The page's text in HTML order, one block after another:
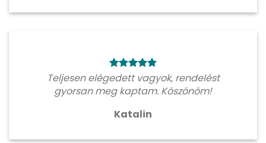
Teljesen elégedett vagyok, rendelést
gyorsan meg kaptam. Köszönöm!
Katalin